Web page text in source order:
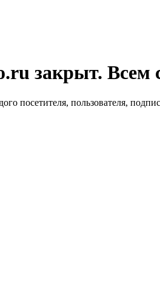
закрыт. Всем
посетителя, пользователя,